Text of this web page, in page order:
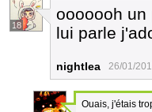
18
ooooooh un
lui parle
nightlea 26/01/
Ouais, j'étais